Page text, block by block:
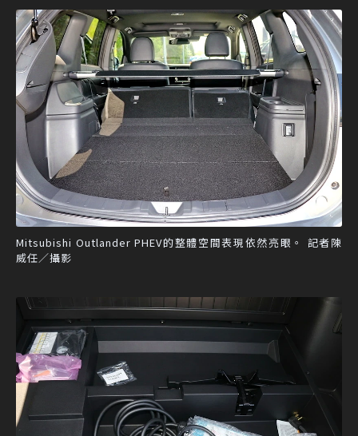
Mitsubishi Outlander PHEV的整體空間表現依然亮眼。 記者陳
威任／攝影